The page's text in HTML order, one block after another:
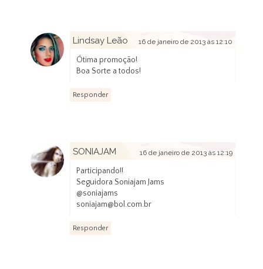
Lindsay Leão 16 de janeiro de 2013 às 12:10
Ótima promoção!
Boa Sorte a todos!
Responder
SONIAJAM 16 de janeiro de 2013 às 12:19
Participando!!
Seguidora Soniajam Jams
@soniajams
soniajam@bol.com.br
Responder